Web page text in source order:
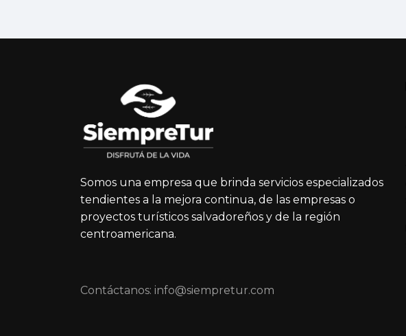
Somos una empresa que brinda servicios especializados
tendientes a la mejora continua, de las empresas o
proyectos turísticos salvadoreños y de la región
centroamericana.
Contáctanos: info@siempretur.com